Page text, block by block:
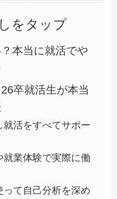
をタップ
本当に就活でや
卒就活生が本当
活をすべてサポー
業体験で実際に働
て自己分析を深め